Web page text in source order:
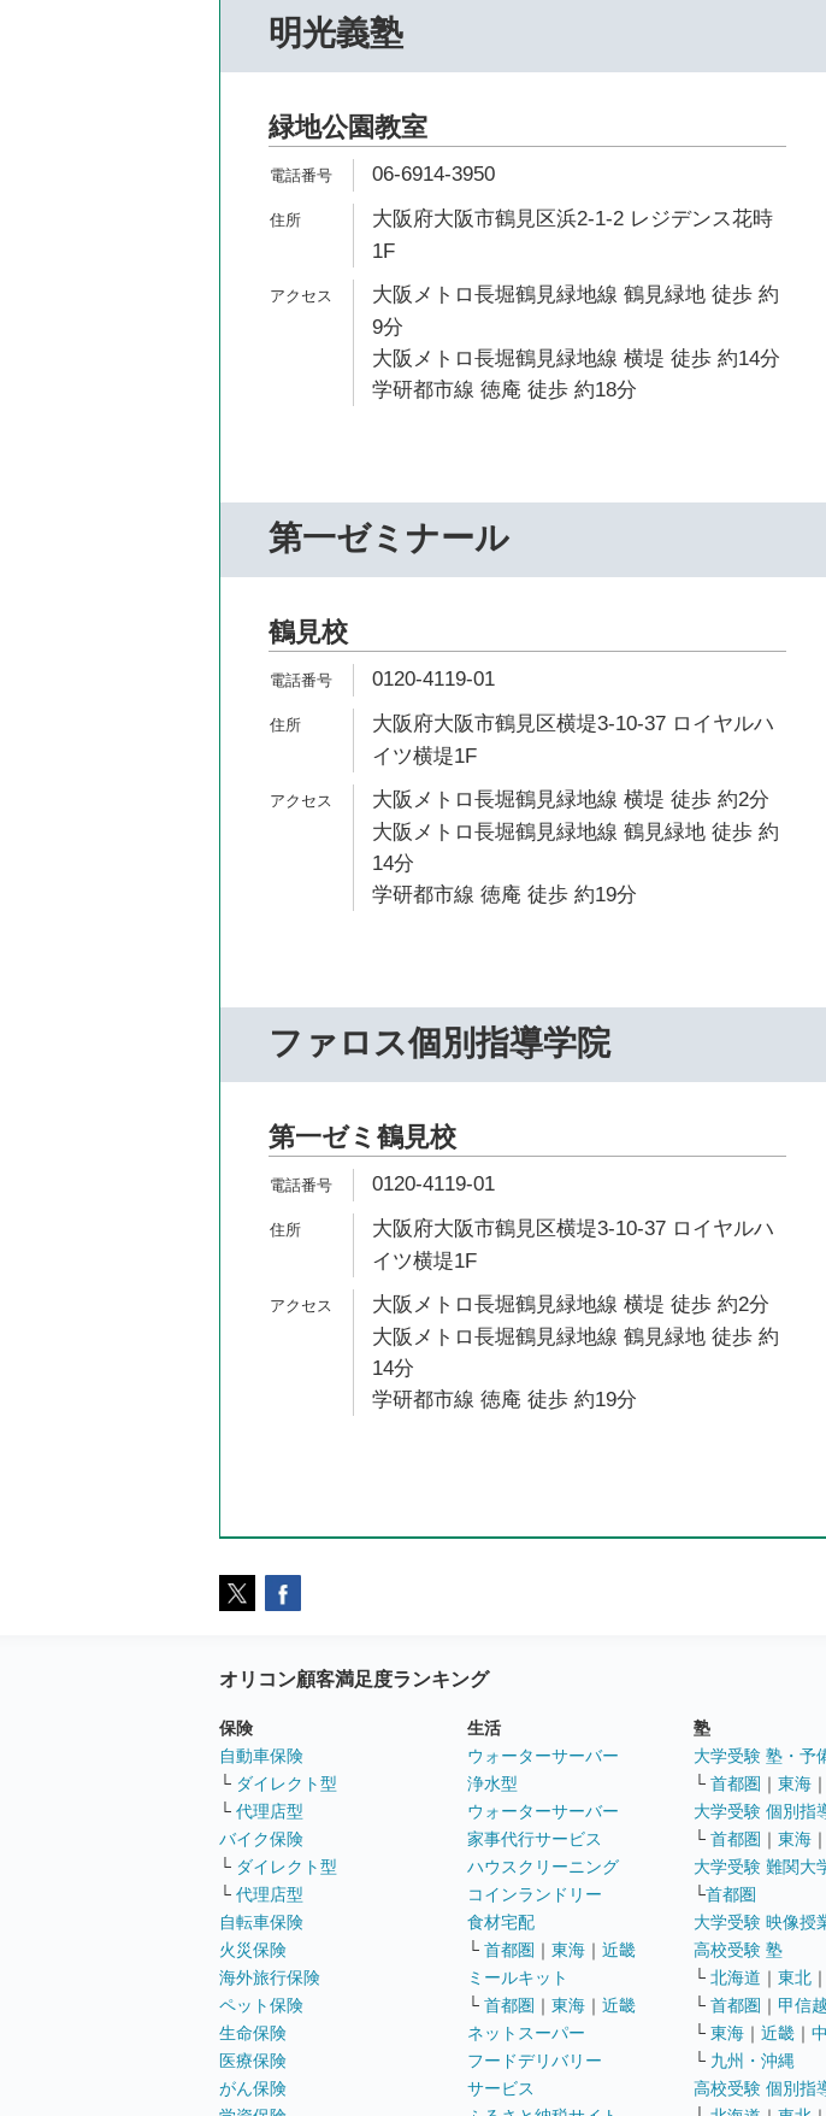
明光義塾
緑地公園教室
06-6914-3950
大阪府大阪市鶴見区浜2-1-2 レジデンス花時
1F
大阪メトロ長堀鶴見緑地線 鶴見緑地 徒歩 約
9分
大阪メトロ長堀鶴見緑地線 横堤 徒歩 約14分
学研都市線 徳庵 徒歩 約18分
第一ゼミナール
鶴見校
0120-4119-01
大阪府大阪市鶴見区横堤3-10-37 ロイヤルハ
イツ横堤1F
大阪メトロ長堀鶴見緑地線 横堤 徒歩 約2分
大阪メトロ長堀鶴見緑地線 鶴見緑地 徒歩 約
14分
学研都市線 徳庵 徒歩 約19分
ファロス個別指導学院
第一ゼミ鶴見校
0120-4119-01
大阪府大阪市鶴見区横堤3-10-37 ロイヤルハ
イツ横堤1F
大阪メトロ長堀鶴見緑地線 横堤 徒歩 約2分
大阪メトロ長堀鶴見緑地線 鶴見緑地 徒歩 約
14分
学研都市線 徳庵 徒歩 約19分
オリコン顧客満足度ランキング
保険
自動車保険
└ ダイレクト型
└ 代理店型
バイク保険
└ ダイレクト型
└ 代理店型
自転車保険
火災保険
海外旅行保険
ペット保険
生命保険
医療保険
がん保険
生活
ウォーターサーバー
浄水型
ウォーターサーバー
家事代行サービス
ハウスクリーニング
コインランドリー
食材宅配
└ 首都圏 ｜ 東海 ｜ 近畿
ミールキット
└ 首都圏 ｜ 東海 ｜ 近畿
ネットスーパー
フードデリバリー
サービス
塾
大学受験 塾・予
└ 首都圏 ｜ 東海 ｜
大学受験 個別指
└ 首都圏 ｜ 東海 ｜
大学受験 難関大
└首都圏
大学受験 映像授
高校受験 塾
└ 北海道 ｜ 東北 ｜
└ 首都圏 ｜ 甲信
└ 東海 ｜ 近畿 ｜
└ 九州・沖縄
高校受験 個別指